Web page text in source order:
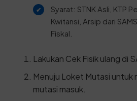
Syarat: STNK Asli, KTP
Kwitansi, Arsip dari
Fiskal.
Lakukan Cek Fisik ulang di
Menuju Loket Mutasi untuk
mutasi masuk.